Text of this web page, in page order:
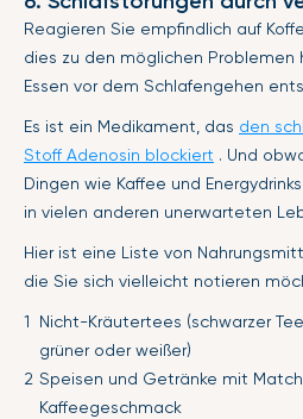
Reagieren Sie empfindlich auf
dies zu den möglichen Problemen
Essen vor dem Schlafengehen
Es ist ein Medikament, das den
Stoff Adenosin blockiert . Und
Dingen wie Kaffee und
in vielen anderen unerwarteten
Hier ist eine Liste von
die Sie sich vielleicht notieren
Nicht-Kräutertees (schwarzer
grüner oder weißer)
Speisen und Getränke mit
Kaffeegeschmack